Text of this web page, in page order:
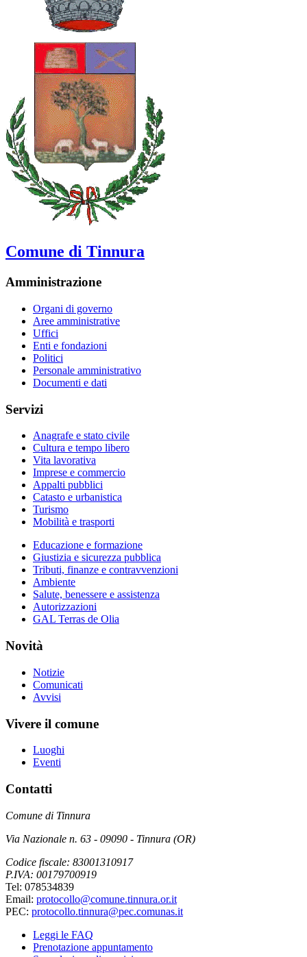
Comune di Tinnura
Amministrazione
Organi di governo
Aree amministrative
Uffici
Enti e fondazioni
Politici
Personale amministrativo
Documenti e dati
Servizi
Anagrafe e stato civile
Cultura e tempo libero
Vita lavorativa
Imprese e commercio
Appalti pubblici
Catasto e urbanistica
Turismo
Mobilità e trasporti
Educazione e formazione
Giustizia e sicurezza pubblica
Tributi, finanze e contravvenzioni
Ambiente
Salute, benessere e assistenza
Autorizzazioni
GAL Terras de Olia
Novità
Notizie
Comunicati
Avvisi
Vivere il comune
Luoghi
Eventi
Contatti
Comune di Tinnura
Via Nazionale n. 63 - 09090 - Tinnura (OR)
Codice fiscale: 83001310917
P.IVA: 00179700919
Tel: 078534839
Email: protocollo@comune.tinnura.or.it
PEC: protocollo.tinnura@pec.comunas.it
Leggi le FAQ
Prenotazione appuntamento